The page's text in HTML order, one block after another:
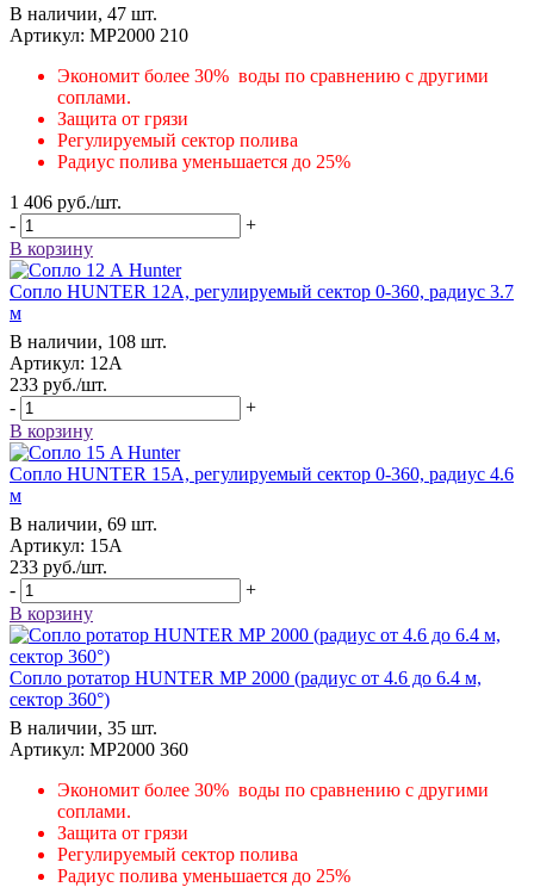
В наличии, 47 шт.
Артикул: MP2000 210
Экономит более 30% воды по сравнению с другими
соплами.
Защита от грязи
Регулируемый сектор полива
Радиус полива уменьшается до 25%
1 406 руб./шт.
-
+
В корзину
Сопло HUNTER 12А, регулируемый сектор 0-360, радиус 3.7
м
В наличии, 108 шт.
Артикул: 12А
233 руб./шт.
-
+
В корзину
Сопло HUNTER 15А, регулируемый сектор 0-360, радиус 4.6
м
В наличии, 69 шт.
Артикул: 15А
233 руб./шт.
-
+
В корзину
Сопло ротатор HUNTER МР 2000 (радиус от 4.6 до 6.4 м,
сектор 360°)
В наличии, 35 шт.
Артикул: MP2000 360
Экономит более 30% воды по сравнению с другими
соплами.
Защита от грязи
Регулируемый сектор полива
Радиус полива уменьшается до 25%